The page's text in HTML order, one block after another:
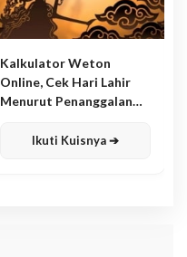
Kalkulator Weton
Online, Cek Hari Lahir
Menurut Penanggalan
Ikuti Kuisnya ➔